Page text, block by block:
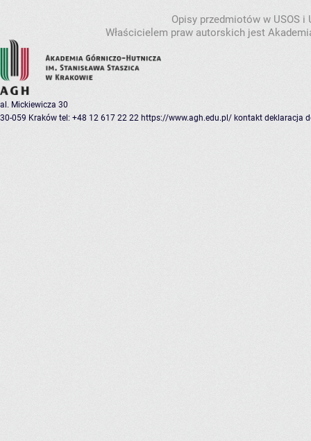
Opisy przedmiotów w USOS
Właścicielem praw autorskich jest
al. Mickiewicza 30
30-059 Kraków tel: +48 12 617 22 22 https://www.agh.edu.pl/ kontakt deklaracja